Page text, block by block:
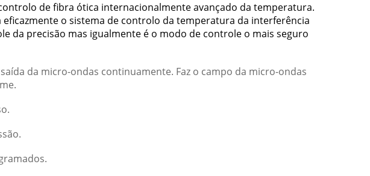
de fibra ótica internacionalmente avançado da temperatura.
o sistema de controlo da temperatura da interferência
da precisão mas igualmente é o modo de controle o mais seguro
da micro-ondas continuamente. Faz o campo da micro-ondas